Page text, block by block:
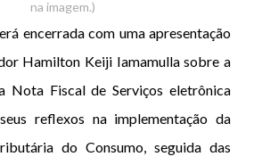
na imagem.)
encerrada com uma apresentação
Hamilton Keiji Iamamulla sobre a
Nota Fiscal de Serviços eletrônica
reflexos na implementação da
do Consumo, seguida das